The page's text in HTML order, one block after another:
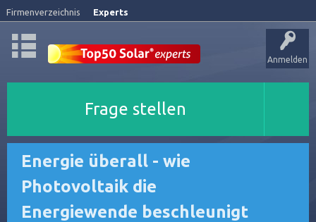
Firmenverzeichnis Experts
Anmelden
Frage stellen
Energie überall - wie
Photovoltaik die
Energiewende beschleunigt